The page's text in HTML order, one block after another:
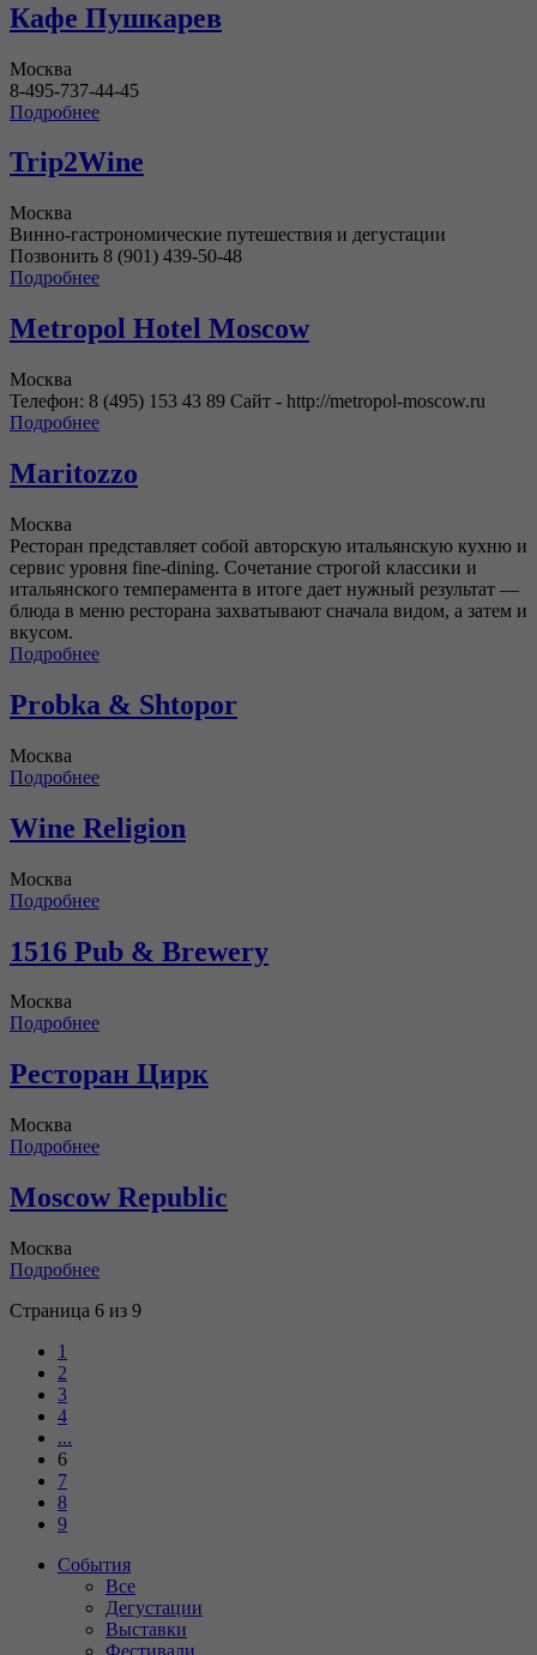
Кафе Пушкарев
Москва
8-495-737-44-45
Подробнее
Trip2Wine
Москва
Винно-гастрономические путешествия и дегустации
Позвонить 8 (901) 439-50-48
Подробнее
Metropol Hotel Moscow
Москва
Телефон: 8 (495) 153 43 89 Сайт - http://metropol-moscow.ru
Подробнее
Maritozzo
Москва
Ресторан представляет собой авторскую итальянскую кухню и
сервис уровня fine-dining. Сочетание строгой классики и
итальянского темперамента в итоге дает нужный результат —
блюда в меню ресторана захватывают сначала видом, а затем и
вкусом.
Подробнее
Probka & Shtopor
Москва
Подробнее
Winе Rеligiоn
Москва
Подробнее
1516 Pub & Brewery
Москва
Подробнее
Ресторан Цирк
Москва
Подробнее
Moscow Republic
Москва
Подробнее
Страница 6 из 9
1
2
3
4
...
6
7
8
9
События
Все
Дегустации
Выставки
Фестивали